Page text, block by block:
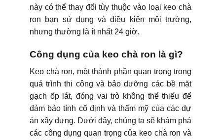
này có thể thay đổi tùy thuộc vào loại keo chà
ron bạn sử dụng và điều kiện môi trường,
nhưng thường là ít nhất 24 giờ.
Công dụng của keo chà ron là gì?
Keo chà ron, một thành phần quan trọng trong
quá trình thi công và bảo dưỡng các bề mặt
gạch ốp lát, đóng vai trò không thể thiếu để
đảm bảo tính cố định và thẩm mỹ của các dự
án xây dựng. Dưới đây, chúng ta sẽ khám phá
các công dụng quan trọng của keo chà ron và